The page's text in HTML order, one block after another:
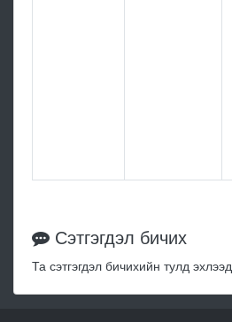
Сэтгэгдэл бичих
Та сэтгэгдэл бичихийн тулд эхлээд